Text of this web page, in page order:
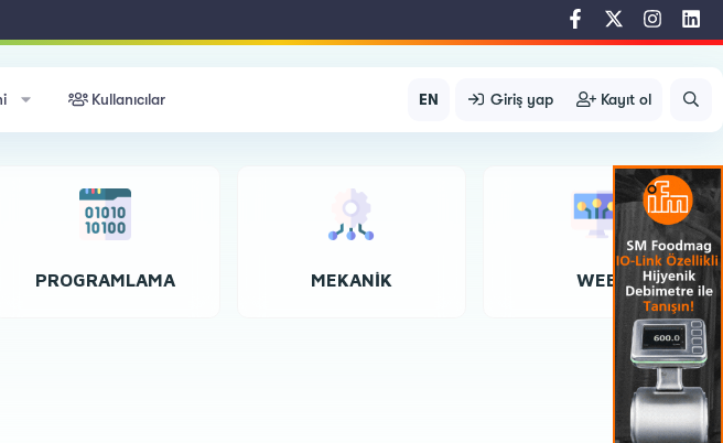
Kullanıcılar EN Giriş yap Kayıt ol
PROGRAMLAMA MEKANIK WEB